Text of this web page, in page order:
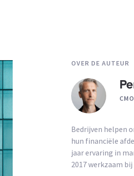
OVER DE AUTEUR
CMO
Bedrijven helpen
hun financiële
jaar ervaring in
2017 werkzaam bij